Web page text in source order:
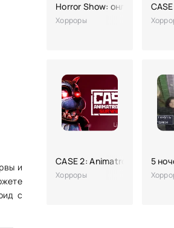
и
с
Horror Show: онлайн-хоррор
Хорроры
CASE 2: Animatronics
Хорроры
5